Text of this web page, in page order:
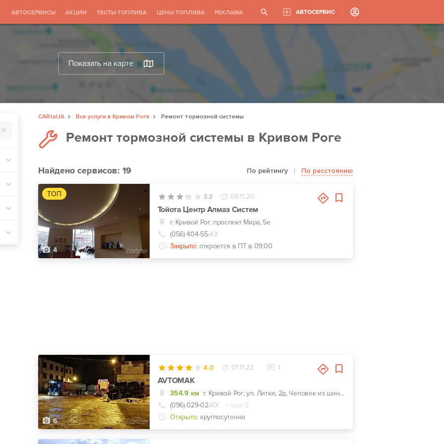
АВТОСЕРВИСЫ АКЦИИ ТЕСТЫ ТОПЛИВА ЦЕНЫ ТОПЛИВА РЕКЛАМА АВТОСЕРВИС
Показать на карте
CARtaUA Все услуги в Кривом Роге
Ремонт тормозной системы
Ремонт тормозной системы в Кривом Роге
Найденосервисов: 19 По рейтингу | По расстоянию
ТОП
4
3.2 06.11.20
Тойота Центр Алмаз Систем
г. Кривой Рог, проспект Мира, 5е
(056) 404-55-ХХ
Закрыто: откроется в ПТ в 09:00
6
4.0 01.11.22 1
AVTOMAK
354.9 км
г. Кривой Рог, ул. Литке, 2д, Человек из шин на перекрестке
(096) 029-02-ХХ
+ еще 2
Открыто: круглосуточно